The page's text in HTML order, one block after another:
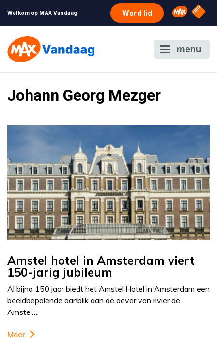
Welkom op MAX Vandaag Word lid Omroep
NPO
menu
Johann Georg Mezger
Amstel hotel in Amsterdam viert
150-jarig jubileum
Al bijna 150 jaar biedt het Amstel Hotel in Amsterdam een
beeldbepalende aanblik aan de oever van rivier de
Amstel….
Meer